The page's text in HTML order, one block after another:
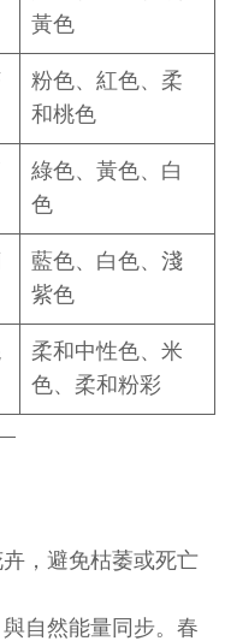
黃色
粉色、紅色、柔
和桃色
綠色、黃色、白
色
藍色、白色、淺
紫色
柔和中性色、米
色、柔和粉彩
卉，避免枯萎或死亡
與自然能量同步。春